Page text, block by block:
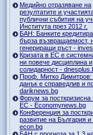
Медийно отразяване на
резултатите и
публични събития на
Института през 2012 г.
БАН: Банките
бърза възвращаемост,
генериращи ръст -
Кризата в ЕС е
ни повече дисциплина и
солидарност -
Проф. Митко Димитров:
данък е справедлив и
dariknews.bg
Форум за посткризисна
ЕС - Economynews.bg
Конференция за
развитие на България
econ.bg
БАН с прогноза за 1,3